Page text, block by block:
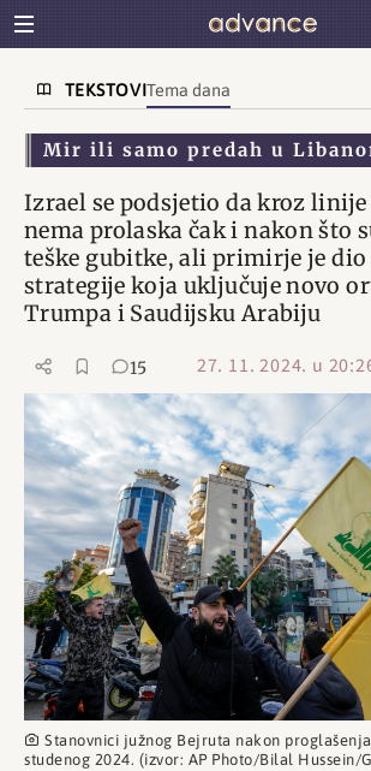
TEKSTOVITema dana
Mir ili samo predah u
Izrael se podsjetio da kroz
nema prolaska čak i nakon što
teške gubitke, ali primirje je dio
strategije koja uključuje novo
Trumpa i Saudijsku Arabiju
15 27. 11. 2024. u
Stanovnici južnog Bejruta nakon
studenog 2024. (izvor: AP Photo/Bilal Hussein/